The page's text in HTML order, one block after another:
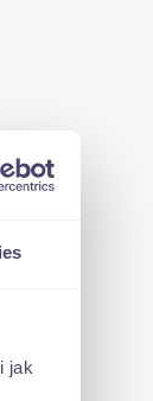
jak